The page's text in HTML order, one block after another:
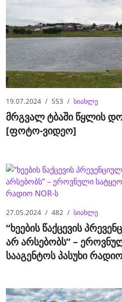
19.07.2024 553 სიახლე
მრგვალ ტბაში წყლის
[ფოტო-ვიდეო]
27.05.2024 482 სიახლე
“ხეების წაქცევის
არ არსებობს” –
სააგენტოს პასუხი